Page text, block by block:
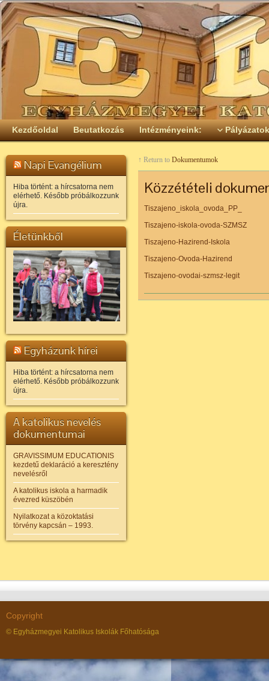
Kezdőoldal Beutatkozás Intézményeink: Pályázatok
Napi Evangélium
Hiba történt: a hírcsatorna nem
elérhető. Később próbálkozzunk
újra.
Életünkből
Egyházunk hírei
Hiba történt: a hírcsatorna nem
elérhető. Később próbálkozzunk
újra.
A katolikus nevelés
dokumentumai
GRAVISSIMUM EDUCATIONIS
kezdetű deklaráció a keresztény
nevelésről
A katolikus iskola a harmadik
évezred küszöbén
Nyilatkozat a közoktatási
törvény kapcsán – 1993.
↑ Return to Dokumentumok
Közzétételi
Tiszajeno_iskola_ovoda_PP_
Tiszajeno-iskola-ovoda-SZMSZ
Tiszajeno-Hazirend-Iskola
Tiszajeno-Ovoda-Hazirend
Tiszajeno-ovodai-szmsz-legit
Copyright
© Egyházmegyei Katolikus Iskolák Főhatósága